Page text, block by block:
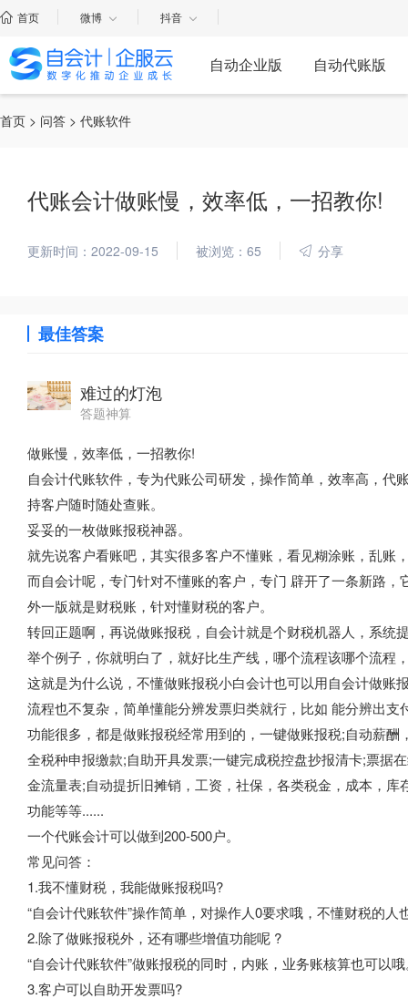
首页 微博 抖音
自动企业版 自动代账版
首页 > 问答 > 代账软件
代账会计做账慢，效率低，一招教你!
更新时间：2022-09-15 被浏览：65 分享
最佳答案
难过的灯泡
答题神算
做账慢，效率低，一招教你!
自会计代账软件，专为代账公司研发，操作简单，效率高，
持客户随时随处查账。
妥妥的一枚做账报税神器。
就先说客户看账吧，其实很多客户不懂账，看见糊涂账，乱账
而自会计呢，专门针对不懂账的客户，专门 辟开了一条新路
外一版就是财税账，针对懂财税的客户。
转回正题啊，再说做账报税，自会计就是个财税机器人，系统
举个例子，你就明白了，就好比生产线，哪个流程该哪个流
这就是为什么说，不懂做账报税小白会计也可以用自会计做
流程也不复杂，简单懂能分辨发票归类就行，比如 能分辨出
功能很多，都是做账报税经常用到的，一键做账报税;自动薪
全税种申报缴款;自助开具发票;一键完成税控盘抄报清卡;票据
金流量表;自动提折旧摊销，工资，社保，各类税金，成本，
功能等等......
一个代账会计可以做到200-500户。
常见问答：
1.我不懂财税，我能做账报税吗?
“自会计代账软件”操作简单，对操作人0要求哦，不懂财税的人
2.除了做账报税外，还有哪些增值功能呢 ?
“自会计代账软件”做账报税的同时，内账，业务账核算也可以
3.客户可以自助开发票吗?